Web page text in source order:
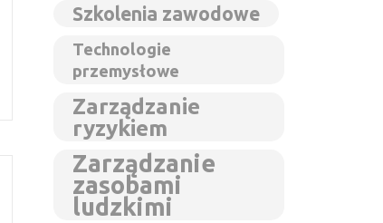
Szkolenia zawodowe
Technologie
przemysłowe
Zarządzanie
ryzykiem
Zarządzanie
zasobami
ludzkimi